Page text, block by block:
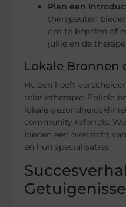
Plan een
therapeuten
om te bepalen of
jullie en de
Lokale Bronnen
Huizen heeft
relatietherapie. Enkele
lokale
community referrals.
bieden een overzicht
en hun specialisaties.